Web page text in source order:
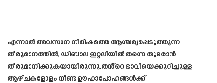
എന്നാൽ അവസാന നിമിഷത്തെ ആശ്ചര്യപ്പെടുത്തുന്ന
തീരുമാനത്തിൽ, ഡിബാല ഇറ്റലിയിൽ തന്നെ തുടരാൻ
തീരുമാനിക്കുകയായിരുന്നു.തൻ്റെ ഭാവിയെക്കുറിച്ചുള്ള
ആഴ്ചകളോളം നീണ്ട ഊഹാപോഹങ്ങൾക്ക്